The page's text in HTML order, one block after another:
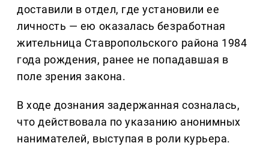
доставили в отдел, где установили ее
личность — ею оказалась безработная
жительница Ставропольского района 1984
года рождения, ранее не попадавшая в
поле зрения закона.
В ходе дознания задержанная созналась,
что действовала по указанию анонимных
нанимателей, выступая в роли курьера.